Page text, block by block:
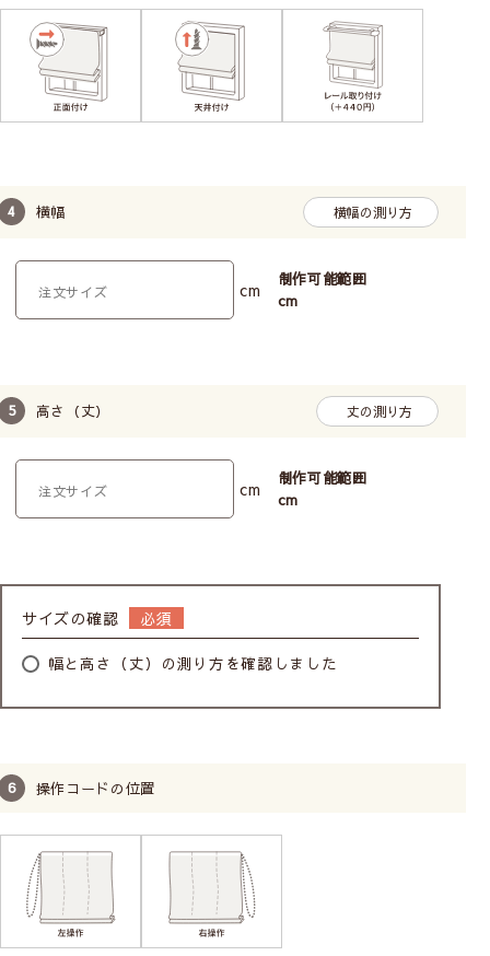
コード(ひも)操作で昇降
お手頃価格
せまい幅の小窓におすすめ
柄の位置（模様の出し方）は指定できません。
シングルシェード【ドラム式】
広い幅の窓におすすめ
耐久性がある
なので、窓側(裏面)もすっきりまとまっています。
柄の位置（模様の出し方）は指定できません。
お子様がいるお家でも
安心してお使いいただけます
横幅 横幅の測り方
cm
制作可能範囲
cm
高さ（丈） 丈の測り方
cm
制作可能範囲
cm
サイズの確認
幅と高さ（丈）の測り方を確認しました
操作コードの位置